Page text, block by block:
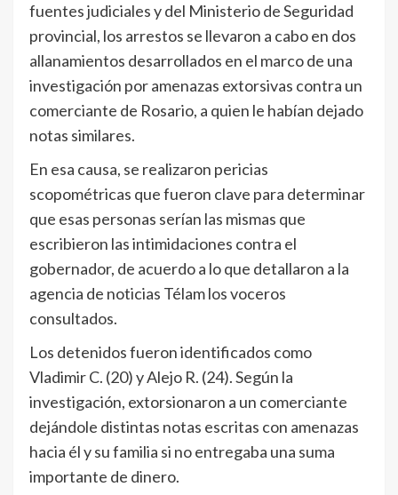
fuentes judiciales y del Ministerio de Seguridad
provincial, los arrestos se llevaron a cabo en dos
allanamientos desarrollados en el marco de una
investigación por amenazas extorsivas contra un
comerciante de Rosario, a quien le habían dejado
notas similares.
En esa causa, se realizaron pericias
scopométricas que fueron clave para determinar
que esas personas serían las mismas que
escribieron las intimidaciones contra el
gobernador, de acuerdo a lo que detallaron a la
agencia de noticias Télam los voceros
consultados.
Los detenidos fueron identificados como
Vladimir C. (20) y Alejo R. (24). Según la
investigación, extorsionaron a un comerciante
dejándole distintas notas escritas con amenazas
hacia él y su familia si no entregaba una suma
importante de dinero.